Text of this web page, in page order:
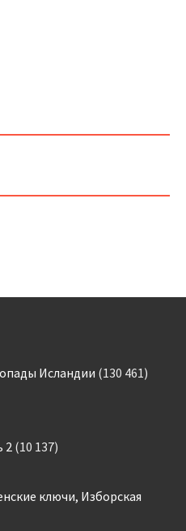
Исландии (130 461)
2 (10 137)
ключи, Изборская